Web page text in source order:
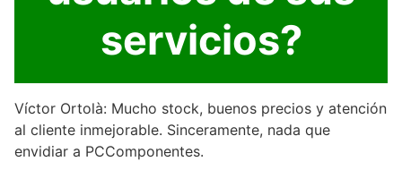
servicios?
Víctor Ortolà: Mucho stock, buenos precios y atención
al cliente inmejorable. Sinceramente, nada que
envidiar a PCComponentes.